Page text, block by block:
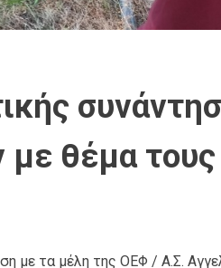
θέμα τους
με τα μέλη της ΟΕΦ / Α.Σ.